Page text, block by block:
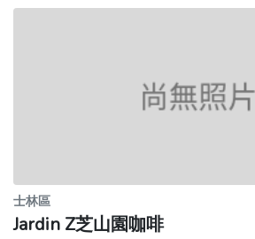
士林區
Jardin Z芝山園咖啡